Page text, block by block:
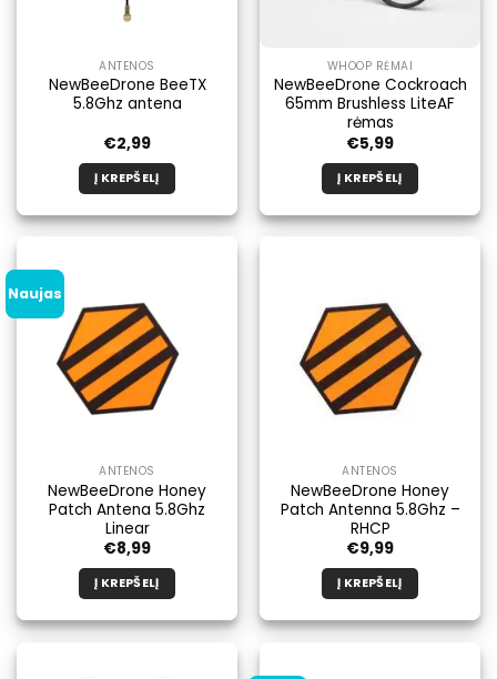
ANTENOS
NewBeeDrone BeeTX
5.8Ghz antena
€2,99
Į KREPŠELĮ
WHOOP RĖMAI
NewBeeDrone Cockroach
65mm Brushless LiteAF
rėmas
€5,99
Į KREPŠELĮ
Naujas
ANTENOS
NewBeeDrone Honey
Patch Antena 5.8Ghz
Linear
€8,99
Į KREPŠELĮ
ANTENOS
NewBeeDrone Honey
Patch Antenna 5.8Ghz –
RHCP
€9,99
Į KREPŠELĮ